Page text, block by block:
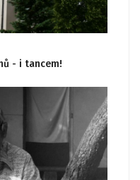
- i tancem!